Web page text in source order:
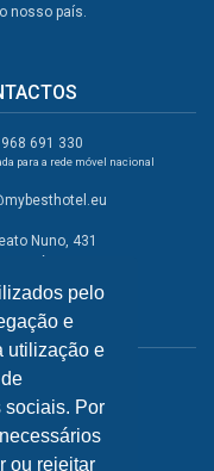
pelo
e
utilização e
sociais. Por
ou rejeitar
nosso país.
691 330
para a rede móvel nacional
Nuno, 431
401 Fátima
SOCIAIS